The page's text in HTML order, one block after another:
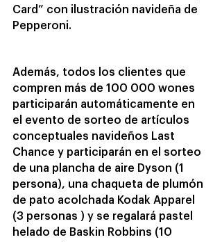
Card” con ilustración navideña de
Pepperoni.
Además, todos los clientes que
compren más de 100 000 wones
participarán automáticamente en
el evento de sorteo de artículos
conceptuales navideños Last
Chance y participarán en el sorteo
de una plancha de aire Dyson (1
persona), una chaqueta de plumón
de pato acolchada Kodak Apparel
(3 personas ) y se regalará pastel
helado de Baskin Robbins (10